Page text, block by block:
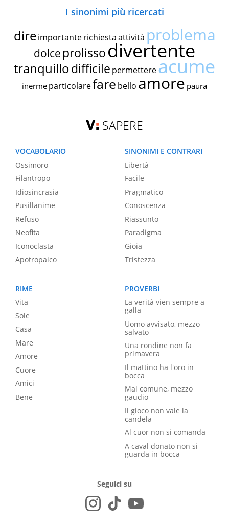
I sinonimi più ricercati
dire importante richiestaattività problema
dolce prolissodivertente
tranquillodifficile permettereacume
inerme particolarefare bello amore paura
SAPERE
VOCABOLARIO
Ossimoro
Filantropo
Idiosincrasia
Pusillanime
Refuso
Neofita
Iconoclasta
Apotropaico
SINONIMI E CONTRARI
Libertà
Facile
Pragmatico
Conoscenza
Riassunto
Paradigma
Gioia
Tristezza
RIME
Vita
Sole
Casa
Mare
Amore
Cuore
Amici
Bene
PROVERBI
La verità vien sempre a
galla
Uomo avvisato, mezzo
salvato
Una rondine non fa
primavera
Il mattino ha l'oro in
bocca
Mal comune, mezzo
gaudio
Il gioco non vale la
candela
Al cuor non si comanda
A caval donato non si
guarda in bocca
Seguici su